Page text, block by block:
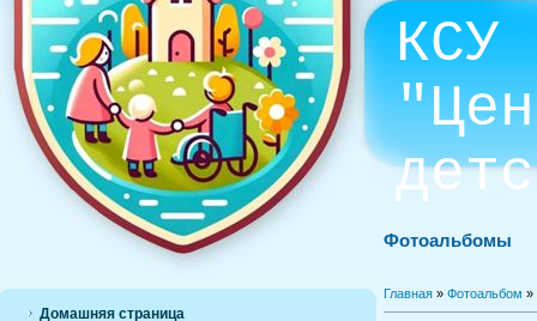
Домашняя страница
КСУ
Фотоальбомы
Главная » Фотоальбом »